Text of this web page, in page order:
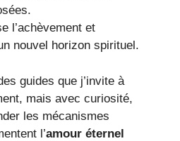
l’achèvement et
nouvel horizon spirituel.
guides que j’invite à
mais avec curiosité,
les mécanismes
l’amour éternel